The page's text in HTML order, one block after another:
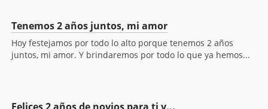
Tenemos 2 años juntos, mi amor
Hoy festejamos por todo lo alto porque tenemos 2 años
juntos, mi amor. Y brindaremos por todo lo que ya hemos...